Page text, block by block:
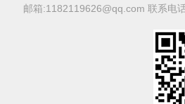
邮箱:1182119626@qq.com 联系电